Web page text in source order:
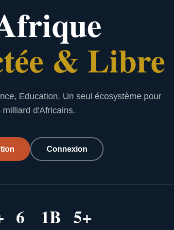
& Libre
Education. Un seul écosystème pour
milliard d'Africains.
Connexion
6 1B 5+